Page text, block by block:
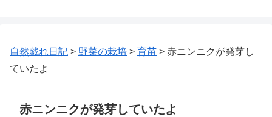
自然戯れ日記 > 野菜の栽培 > 育苗 > 赤ニンニクが発芽し
ていたよ
赤ニンニクが発芽していたよ